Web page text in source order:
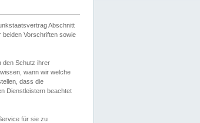
Abschnitt
Vorschriften sowie
den Schutz ihrer
wann wir welche
dass die
Dienstleistern beachtet
für sie zu